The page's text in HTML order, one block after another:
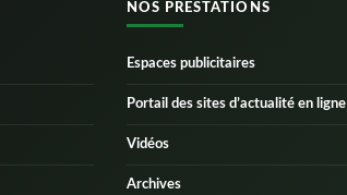
NOS PRESTATIONS
Espaces publicitaires
Portail des sites d’actualité en ligne
Vidéos
Archives